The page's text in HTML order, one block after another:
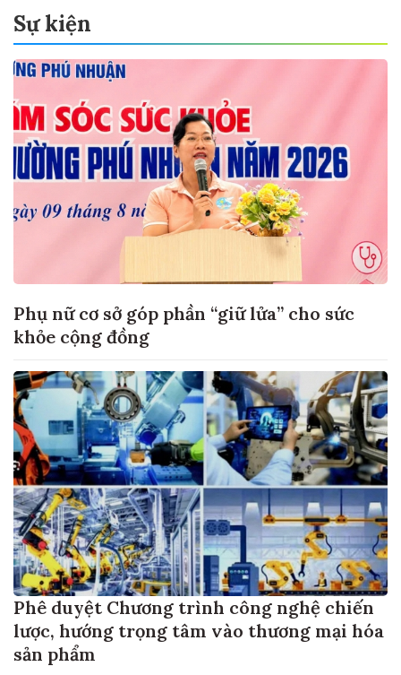
Sự kiện
Phụ nữ cơ sở góp phần “giữ lửa” cho sức
khỏe cộng đồng
Phê duyệt Chương trình công nghệ chiến
lược, hướng trọng tâm vào thương mại hóa
sản phẩm